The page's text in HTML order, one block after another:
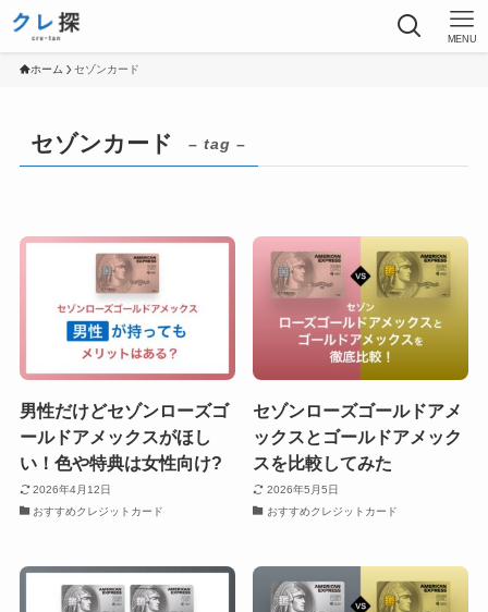
MENU
ホーム セゾンカード
セゾンカード – tag –
男性だけどセゾンローズゴ
ールドアメックスがほし
い！色や特典は女性向け?
2026年4月12日
おすすめクレジットカード
セゾンローズゴールドアメ
ックスとゴールドアメック
スを比較してみた
2026年5月5日
おすすめクレジットカード